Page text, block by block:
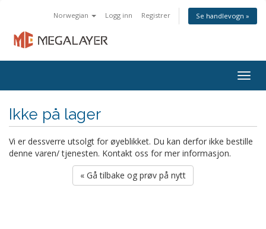
Norwegian Logg inn Registrer Se handlevogn »
Ikke på lager
Vi er dessverre utsolgt for øyeblikket. Du kan derfor ikke bestille
denne varen/ tjenesten. Kontakt oss for mer informasjon.
« Gå tilbake og prøv på nytt